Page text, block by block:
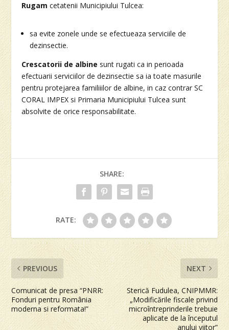
Rugamcetatenii Municipiului Tulcea:
sa evite zonele unde se efectueaza serviciile de
dezinsectie.
Crescatorii de albine sunt rugati ca in perioada
efectuarii serviciilor de dezinsectie sa ia toate masurile
pentru protejarea familiiilor de albine, in caz contrar SC
CORAL IMPEX si Primaria Municipiului Tulcea sunt
absolvite de orice responsabilitate.
SHARE:
RATE:
PREVIOUS
Comunicat de presa “PNRR:
Fonduri pentru România
moderna si reformata!”
NEXT
Sterică Fudulea, CNIPMMR:
„Modificările fiscale privind
microîntreprinderile trebuie
aplicate de la începutul
anului viitor”